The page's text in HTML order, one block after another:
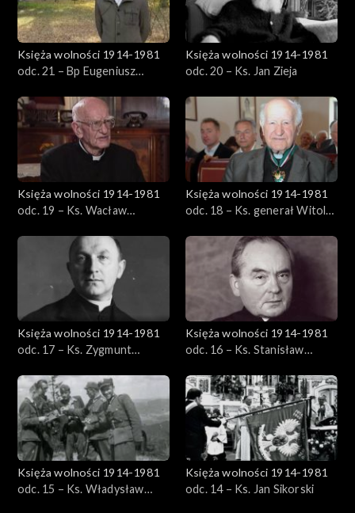
Księża wolności 1914-1981
odc. 21 – Bp Eugeniusz
Księża wolności 1914-1981
odc. 20 – Ks. Jan Zieja
Księża wolności 1914-1981
odc. 19 – Ks. Wacław
Księża wolności 1914-1981
odc. 18 – Ks. generał Witold
Księża wolności 1914-1981
odc. 17 – Ks. Zygmunt
Księża wolności 1914-1981
odc. 16 – Ks. Stanisław
Księża wolności 1914-1981
odc. 15 – Ks. Władysław
Księża wolności 1914-1981
odc. 14 – Ks. Jan Sikorski